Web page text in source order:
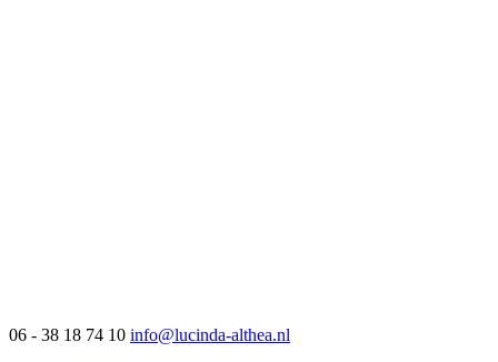
06 - 38 18 74 10 info@lucinda-althea.nl